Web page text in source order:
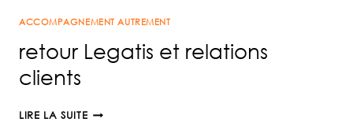
ET
QU’ON
ACCOMPAGNEMENT AUTREMENT
retour Legatis et relations
clients
LIRE LA SUITERETOUR